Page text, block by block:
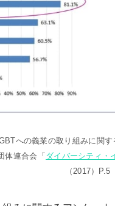
への義業の取り組みに関
体連合会「ダイバーシティ・
（2017）P.5